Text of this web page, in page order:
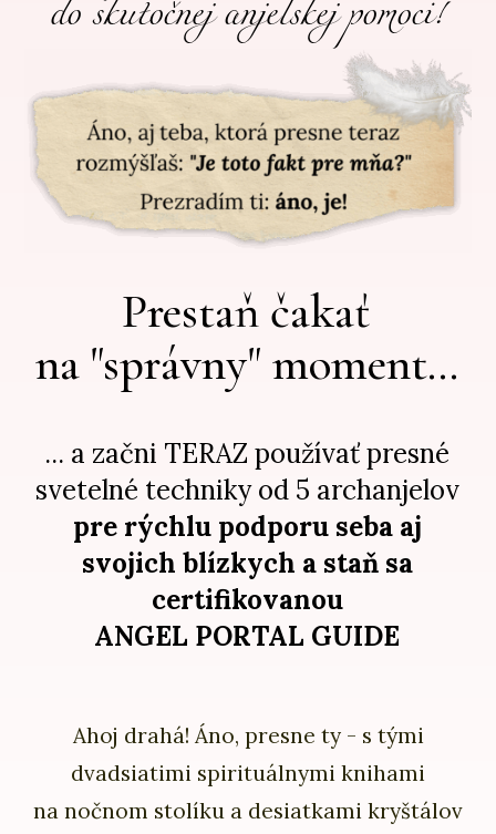
do skutočnej anjelskej pomoci!
Prestaň čakať
na "správny" moment...
... a začni TERAZ používať presné
svetelné techniky od 5 archanjelov
pre rýchlu podporu seba aj
svojich blízkych a staň sa
certifikovanou
ANGEL PORTAL GUIDE
Ahoj drahá! Áno, presne ty - s tými
dvadsiatimi spirituálnymi knihami
na nočnom stolíku a desiatkami kryštálov